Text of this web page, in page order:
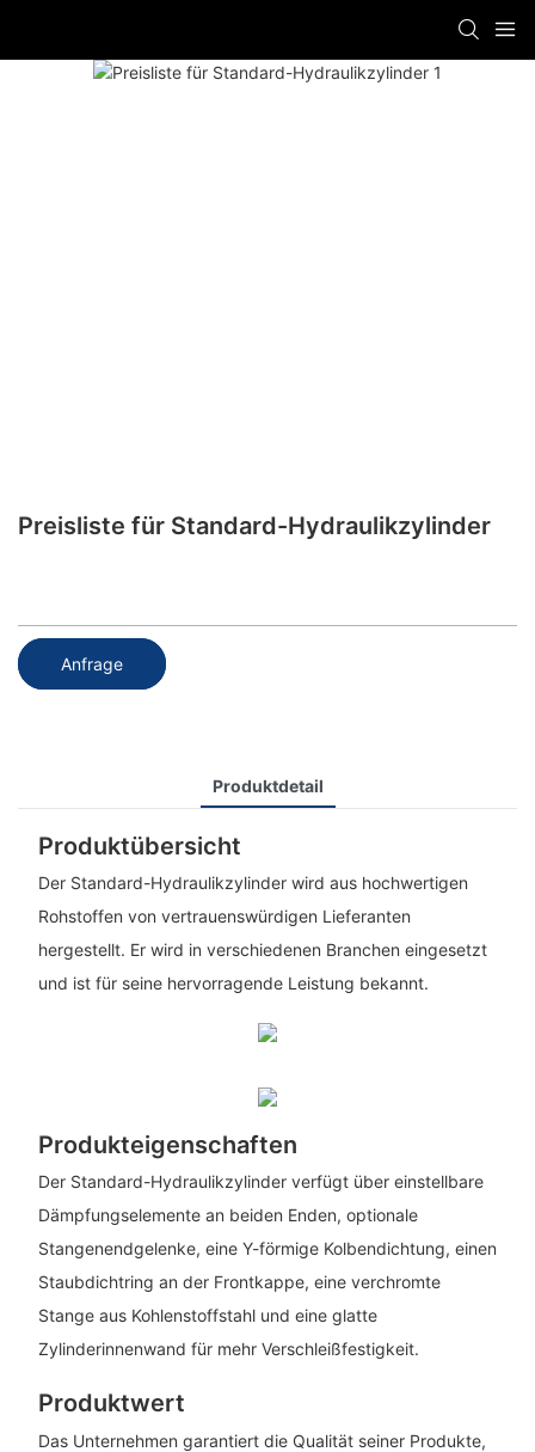
Preisliste für Standard-Hydraulikzylinder
Anfrage
Produktdetail
Produktübersicht
Der Standard-Hydraulikzylinder wird aus hochwertigen
Rohstoffen von vertrauenswürdigen Lieferanten
hergestellt. Er wird in verschiedenen Branchen eingesetzt
und ist für seine hervorragende Leistung bekannt.
Produkteigenschaften
Der Standard-Hydraulikzylinder verfügt über einstellbare
Dämpfungselemente an beiden Enden, optionale
Stangenendgelenke, eine Y-förmige Kolbendichtung, einen
Staubdichtring an der Frontkappe, eine verchromte
Stange aus Kohlenstoffstahl und eine glatte
Zylinderinnenwand für mehr Verschleißfestigkeit.
Produktwert
Das Unternehmen garantiert die Qualität seiner Produkte,